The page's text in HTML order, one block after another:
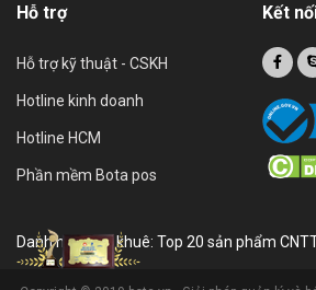
Hỗ trợ
Hỗ trợ kỹ thuật - CSKH
Hotline kinh doanh
Hotline HCM
Phần mềm Bota pos
Kết
Danh hiệu sao khuê: Top 20 sản phẩm